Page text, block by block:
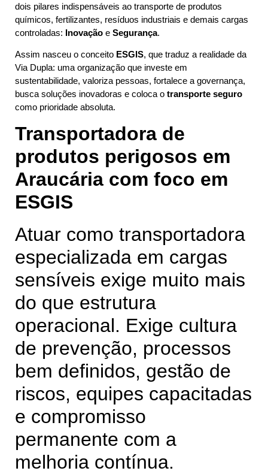
dois pilares indispensáveis ao transporte de produtos
químicos, fertilizantes, resíduos industriais e demais cargas
controladas: Inovação e Segurança.
Assim nasceu o conceito ESGIS, que traduz a realidade da
Via Dupla: uma organização que investe em
sustentabilidade, valoriza pessoas, fortalece a governança,
busca soluções inovadoras e coloca o transporte seguro
como prioridade absoluta.
Transportadora de
produtos perigosos em
Araucária com foco em
ESGIS
Atuar como transportadora
especializada em cargas
sensíveis exige muito mais
do que estrutura
operacional. Exige cultura
de prevenção, processos
bem definidos, gestão de
riscos, equipes capacitadas
e compromisso
permanente com a
melhoria contínua.